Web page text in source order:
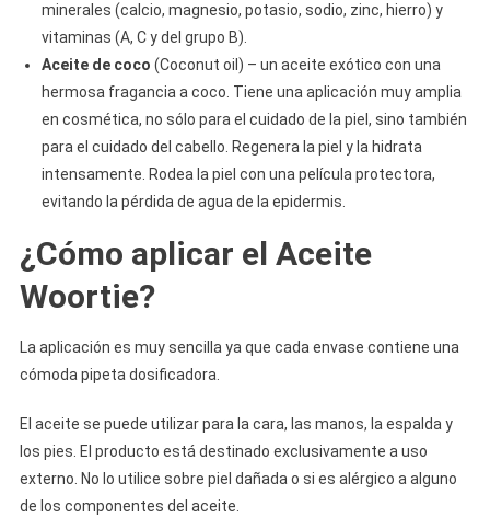
minerales (calcio, magnesio, potasio, sodio, zinc, hierro) y
vitaminas (A, C y del grupo B).
Aceite de coco (Coconut oil) – un aceite exótico con una
hermosa fragancia a coco. Tiene una aplicación muy amplia
en cosmética, no sólo para el cuidado de la piel, sino también
para el cuidado del cabello. Regenera la piel y la hidrata
intensamente. Rodea la piel con una película protectora,
evitando la pérdida de agua de la epidermis.
¿Cómo aplicar el Aceite
Woortie?
La aplicación es muy sencilla ya que cada envase contiene una
cómoda pipeta dosificadora.
El aceite se puede utilizar para la cara, las manos, la espalda y
los pies. El producto está destinado exclusivamente a uso
externo. No lo utilice sobre piel dañada o si es alérgico a alguno
de los componentes del aceite.